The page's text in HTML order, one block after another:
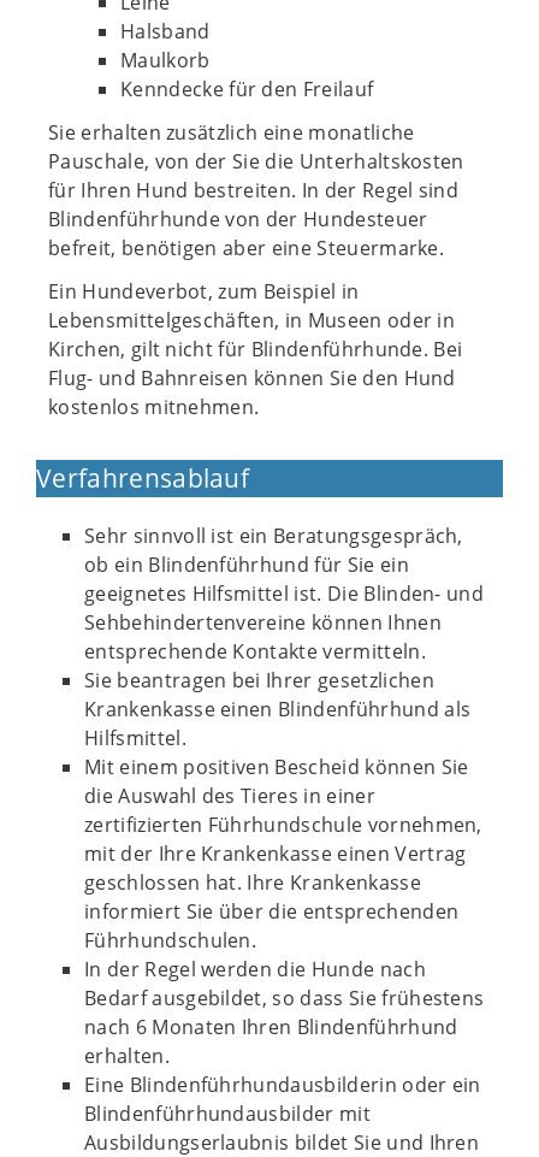
Halsband
Maulkorb
Kenndecke für den Freilauf
Sie erhalten zusätzlich eine monatliche
Pauschale, von der Sie die Unterhaltskosten
für Ihren Hund bestreiten. In der Regel sind
Blindenführhunde von der Hundesteuer
befreit, benötigen aber eine Steuermarke.
Ein Hundeverbot, zum Beispiel in
Lebensmittelgeschäften, in Museen oder in
Kirchen, gilt nicht für Blindenführhunde. Bei
Flug- und Bahnreisen können Sie den Hund
kostenlos mitnehmen.
Verfahrensablauf
Sehr sinnvoll ist ein Beratungsgespräch,
ob ein Blindenführhund für Sie ein
geeignetes Hilfsmittel ist. Die Blinden- und
Sehbehindertenvereine können Ihnen
entsprechende Kontakte vermitteln.
Sie beantragen bei Ihrer gesetzlichen
Krankenkasse einen Blindenführhund als
Hilfsmittel.
Mit einem positiven Bescheid können Sie
die Auswahl des Tieres in einer
zertifizierten Führhundschule vornehmen,
mit der Ihre Krankenkasse einen Vertrag
geschlossen hat. Ihre Krankenkasse
informiert Sie über die entsprechenden
Führhundschulen.
In der Regel werden die Hunde nach
Bedarf ausgebildet, so dass Sie frühestens
nach 6 Monaten Ihren Blindenführhund
erhalten.
Eine Blindenführhundausbilderin oder ein
Blindenführhundausbilder mit
Ausbildungserlaubnis bildet Sie und Ihren